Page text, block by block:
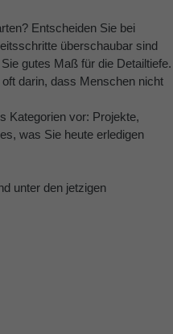
Entscheiden Sie bei
überschaubar sind
gutes Maß für die Detailtiefe.
darin, dass Menschen nicht
Kategorien vor: Projekte,
was Sie heute erledigen
unter den jetzigen